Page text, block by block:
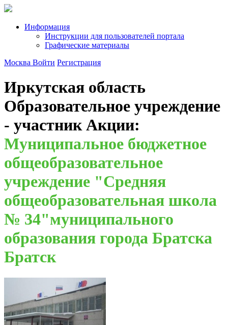
Информация
Инструкции для пользователей портала
Графические материалы
Москва Войти Регистрация
Иркутская область
Образовательное учреждение
- участник Акции:
Муниципальное бюджетное
общеобразовательное
учреждение "Средняя
общеобразовательная школа
№ 34"муниципального
образования города Братска
Братск